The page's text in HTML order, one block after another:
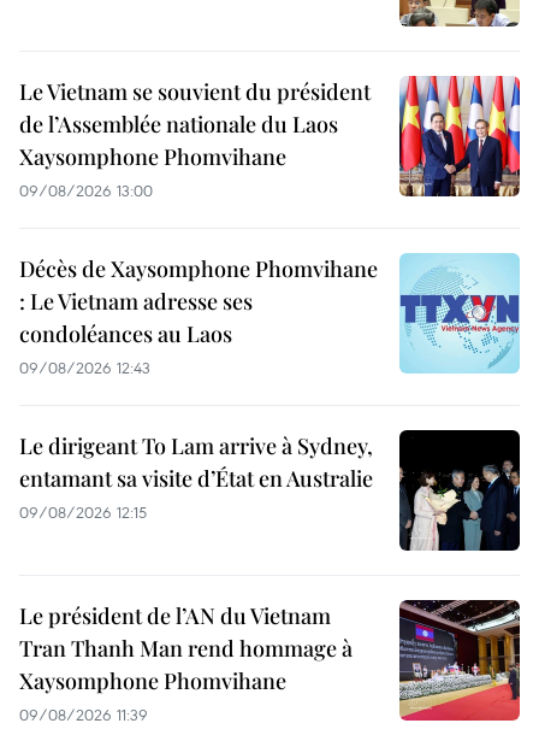
Le Vietnam se souvient du président
de l’Assemblée nationale du Laos
Xaysomphone Phomvihane
09/08/2026 13:00
Décès de Xaysomphone Phomvihane
: Le Vietnam adresse ses
condoléances au Laos
09/08/2026 12:43
Le dirigeant To Lam arrive à Sydney,
entamant sa visite d’État en Australie
09/08/2026 12:15
Le président de l’AN du Vietnam
Tran Thanh Man rend hommage à
Xaysomphone Phomvihane
09/08/2026 11:39